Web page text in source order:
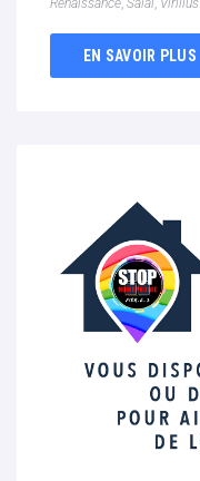
Renaissance, Salai, Virilius
EN SAVOIR PLUS